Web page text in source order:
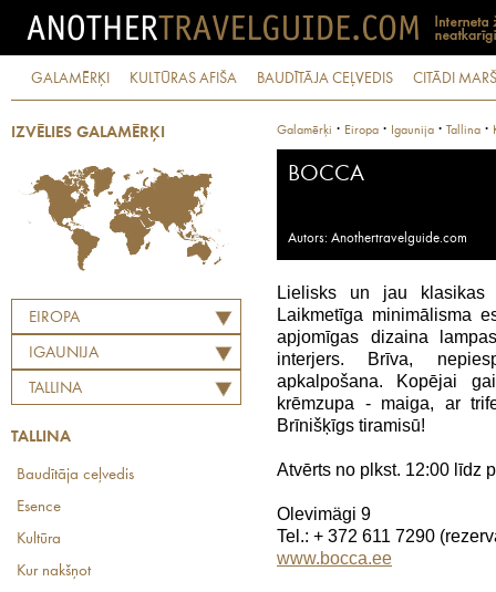
GALAMĒRĶI KULTŪRAS AFIŠA BAUDĪTĀJA CEĻVEDIS CITĀDI
IZVĒLIES GALAMĒRĶI
EIROPA
IGAUNIJA
TALLINA
TALLINA
Baudītāja ceļvedis
Esence
Kultūra
Kur nakšņot
Galamērķi · Eiropa · Igaunija · Tallina ·
BOCCA
Autors: Anothertravelguide.com
Lielisks un jau klasikas
Laikmetīga minimālisma
apjomīgas dizaina
interjers. Brīva,
apkalpošana. Kopējai
krēmzupa - maiga, ar
Brīnišķīgs tiramisū!
Atvērts no plkst. 12:00 līdz
Olevimägi 9
Tel.: + 372 611 7290
www.bocca.ee